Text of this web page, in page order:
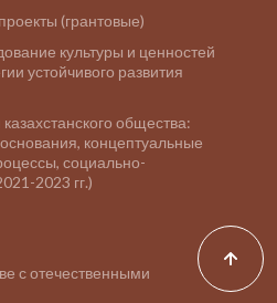
(грантовые)
культуры и ценностей
устойчивого развития
общества:
концептуальные
социально-
2023 гг.)
с отечественными